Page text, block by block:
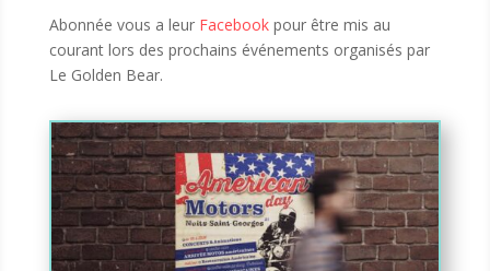
Abonnée vous a leur Facebookpour être mis au
courant lors des prochains événements organisés par
Le Golden Bear.